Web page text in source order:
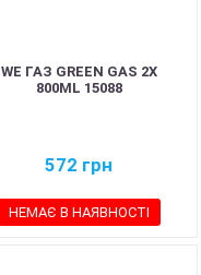
WE ГАЗ GREEN GAS 2X
800ML 15088
572 грн
НЕМАЄ В НАЯВНОСТІ